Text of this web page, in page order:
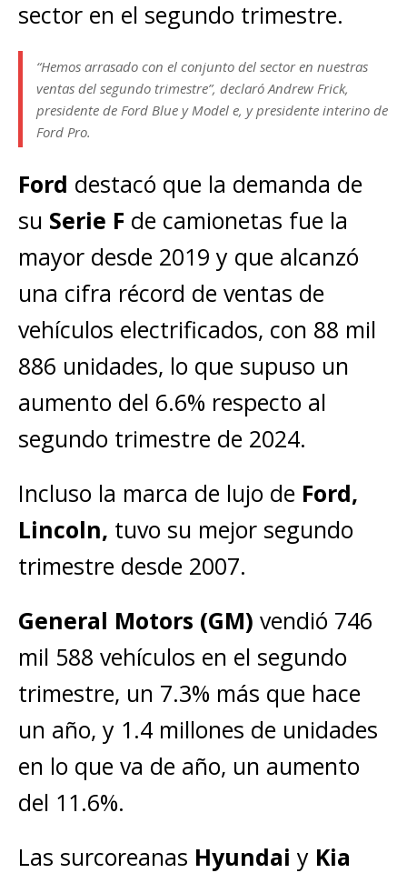
sector en el segundo trimestre.
“Hemos arrasado con el conjunto del sector en nuestras
ventas del segundo trimestre”, declaró Andrew Frick,
presidente de Ford Blue y Model e, y presidente interino de
Ford Pro.
Ford destacó que la demanda de
su Serie F de camionetas fue la
mayor desde 2019 y que alcanzó
una cifra récord de ventas de
vehículos electrificados, con 88 mil
886 unidades, lo que supuso un
aumento del 6.6% respecto al
segundo trimestre de 2024.
Incluso la marca de lujo de Ford,
Lincoln, tuvo su mejor segundo
trimestre desde 2007.
General Motors (GM) vendió 746
mil 588 vehículos en el segundo
trimestre, un 7.3% más que hace
un año, y 1.4 millones de unidades
en lo que va de año, un aumento
del 11.6%.
Las surcoreanas Hyundai y Kia